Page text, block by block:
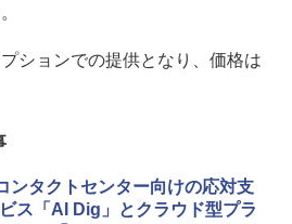
ションでの提供となり、価格は
ンタクトセンター向けの応対支
ス「AI Dig」とクラウド型プラ